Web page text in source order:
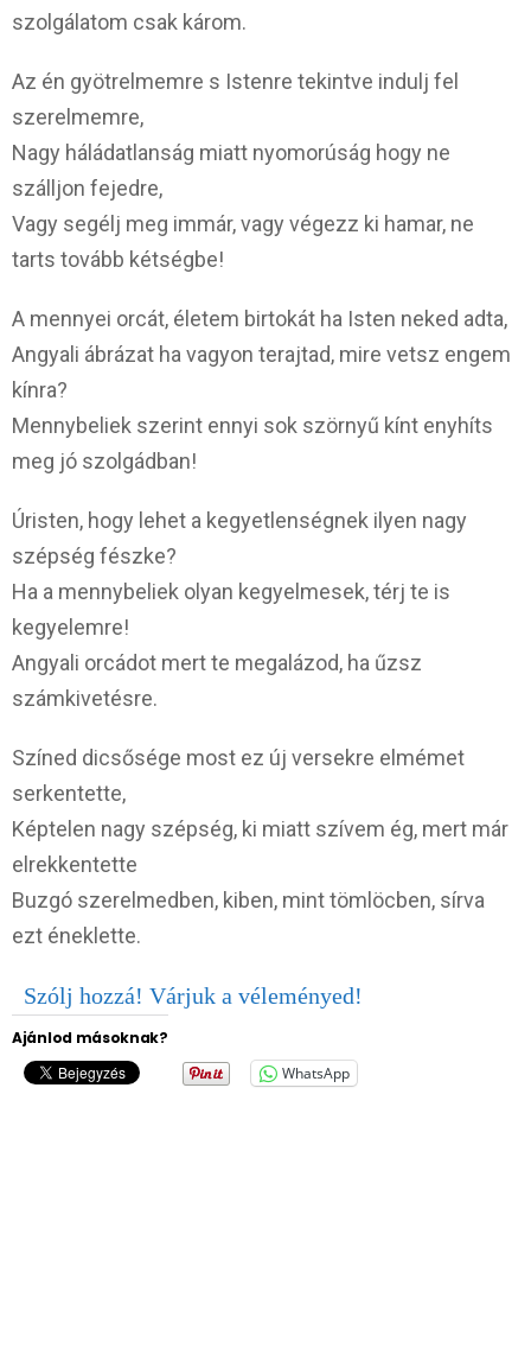
szolgálatom csak károm.
Az én gyötrelmemre s Istenre tekintve indulj fel
szerelmemre,
Nagy háládatlanság miatt nyomorúság hogy ne
szálljon fejedre,
Vagy segélj meg immár, vagy végezz ki hamar, ne
tarts tovább kétségbe!
A mennyei orcát, életem birtokát ha Isten neked adta,
Angyali ábrázat ha vagyon terajtad, mire vetsz engem
kínra?
Mennybeliek szerint ennyi sok szörnyű kínt enyhíts
meg jó szolgádban!
Úristen, hogy lehet a kegyetlenségnek ilyen nagy
szépség fészke?
Ha a mennybeliek olyan kegyelmesek, térj te is
kegyelemre!
Angyali orcádot mert te megalázod, ha űzsz
számkivetésre.
Színed dicsősége most ez új versekre elmémet
serkentette,
Képtelen nagy szépség, ki miatt szívem ég, mert már
elrekkentette
Buzgó szerelmedben, kiben, mint tömlöcben, sírva
ezt éneklette.
Szólj hozzá! Várjuk a véleményed!
Ajánlod másoknak?
WhatsApp